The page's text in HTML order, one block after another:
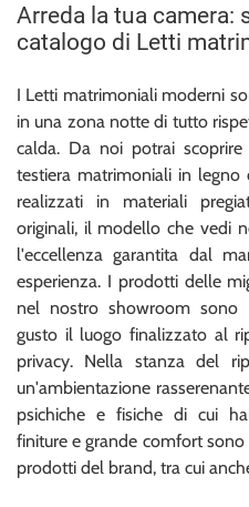
Arreda la tua camera:
catalogo di Letti
I Letti matrimoniali moderni
in una zona notte di tutto
calda. Da noi potrai
testiera matrimoniali in
realizzati in materiali
originali, il modello che vedi
l'eccellenza garantita dal
esperienza. I prodotti delle
nel nostro showroom sono
gusto il luogo finalizzato al
privacy. Nella stanza del
un'ambientazione
psichiche e fisiche di cui
finiture e grande comfort
prodotti del brand, tra cui